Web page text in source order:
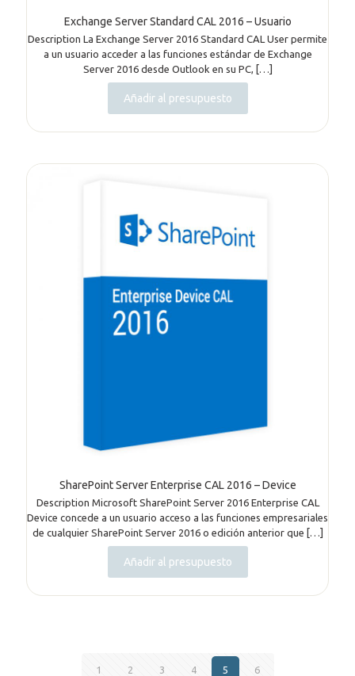
Exchange Server Standard CAL 2016 – Usuario
Description La Exchange Server 2016 Standard CAL User permite
a un usuario acceder a las funciones estándar de Exchange
Server 2016 desde Outlook en su PC, […]
Añadir al presupuesto
SharePoint Server Enterprise CAL 2016 – Device
Description Microsoft SharePoint Server 2016 Enterprise CAL
Device concede a un usuario acceso a las funciones empresariales
de cualquier SharePoint Server 2016 o edición anterior que […]
Añadir al presupuesto
1 2 3 4 5 6